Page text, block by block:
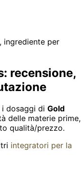
ingrediente per
recensione,
dosaggi di Gold
delle materie prime,
qualità/prezzo.
integratori per la